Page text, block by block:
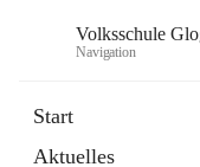
Volksschule
Navigation
Start
Aktuelles